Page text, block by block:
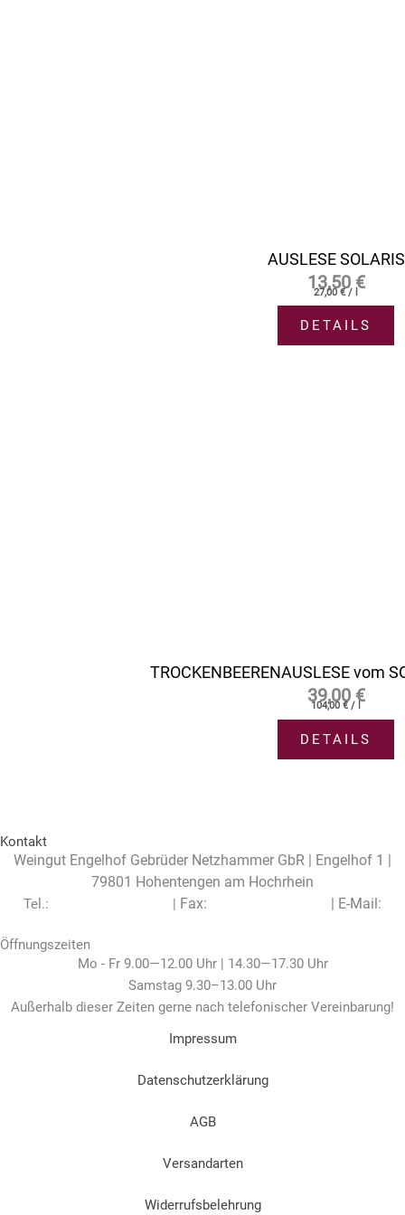
AUSLESE SOLARIS
13,50€
27,00 € /
DETAILS
TROCKENBEERENAUSLESE vom
39,00€
104,00 € /
DETAILS
Kontakt
Weingut Engelhof Gebrüder Netzhammer GbR | Engelhof 1 |
79801 Hohentengen am Hochrhein
Tel.:
| Fax: | E-Mail:
Öffnungszeiten
Mo - Fr 9.00—12.00 Uhr | 14.30—17.30 Uhr
Samstag 9.30–13.00 Uhr
Außerhalb dieser Zeiten gerne nach telefonischer Vereinbarung!
Impressum
Datenschutzerklärung
AGB
Versandarten
Widerrufsbelehrung